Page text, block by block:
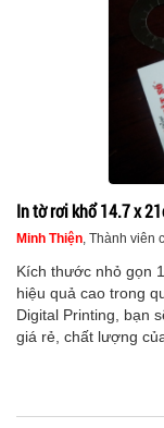
In tờ rơi khổ 14.7 x
Minh Thiện , Thành viên
Kích thước nhỏ gọn
hiệu quả cao trong
Digital Printing, bạn
giá rẻ, chất lượng